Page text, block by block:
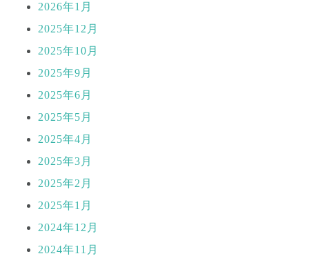
2026年1月
2025年12月
2025年10月
2025年9月
2025年6月
2025年5月
2025年4月
2025年3月
2025年2月
2025年1月
2024年12月
2024年11月